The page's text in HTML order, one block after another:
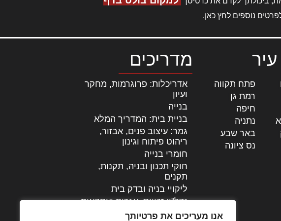
אנו מעריכים את פרטיותך
נוספים לחץ כאן.
פתח תקווה
רמת גן
חיפה
| נתניה
באר שבע
נס ציונה
מדריכים
אדריכלות: פרוגרמות, מחקר
ועיון
בנייה
בניית בית: המדריך המלא
גמר: עיצוב פנים, אבזור,
ריהוט פיתוח וגינון
חומרי בנייה
חוקי תכנון ובניה, תקנות,
תקנים
ליקויי בניה ובדק בית
נדל"ן: זכויות, אגרות ועסקאות
עיצוב הבית